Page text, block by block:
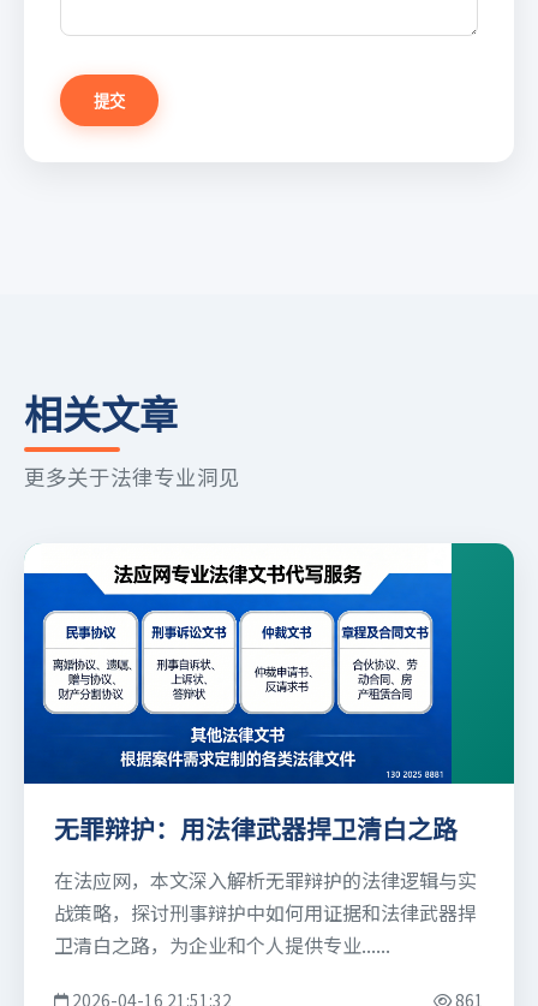
提交
相关文章
更多关于法律专业洞见
无罪辩护：用法律武器捍卫清白之路
在法应网，本文深入解析无罪辩护的法律逻辑与实
战策略，探讨刑事辩护中如何用证据和法律武器捍
卫清白之路，为企业和个人提供专业......
2026-04-16 21:51:32 861